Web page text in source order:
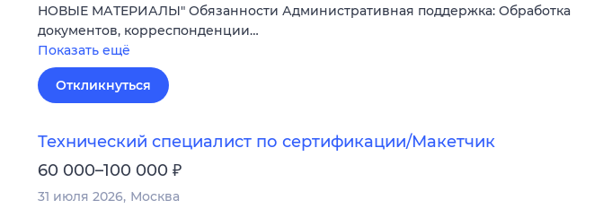
НОВЫЕ МАТЕРИАЛЫ" Обязанности Административная поддержка: Обработка
документов, корреспонденции…
Показать ещё
Откликнуться
Технический специалист по сертификации/Макетчик
60 000–100 000 ₽
31 июля 2026 Москва